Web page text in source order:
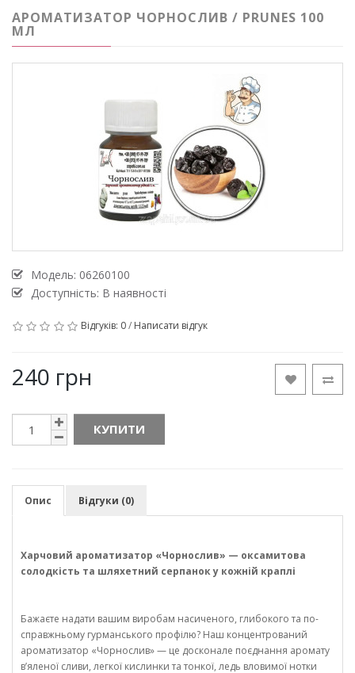
АРОМАТИЗАТОР ЧОРНОСЛИВ / PRUNES 100
МЛ
Модель: 06260100
Доступність: В наявності
Відгуків: 0/ Написати відгук
240 грн
КУПИТИ
Опис Відгуки (0)
Харчовий ароматизатор «Чорнослив» — оксамитова
солодкість та шляхетний серпанок у кожній краплі
Бажаєте надати вашим виробам насиченого, глибокого та по-
справжньому гурманського профілю? Наш концентрований
ароматизатор «Чорнослив» — це досконале поєднання аромату
в’яленої сливи, легкої кислинки та тонкої, ледь вловимої нотки